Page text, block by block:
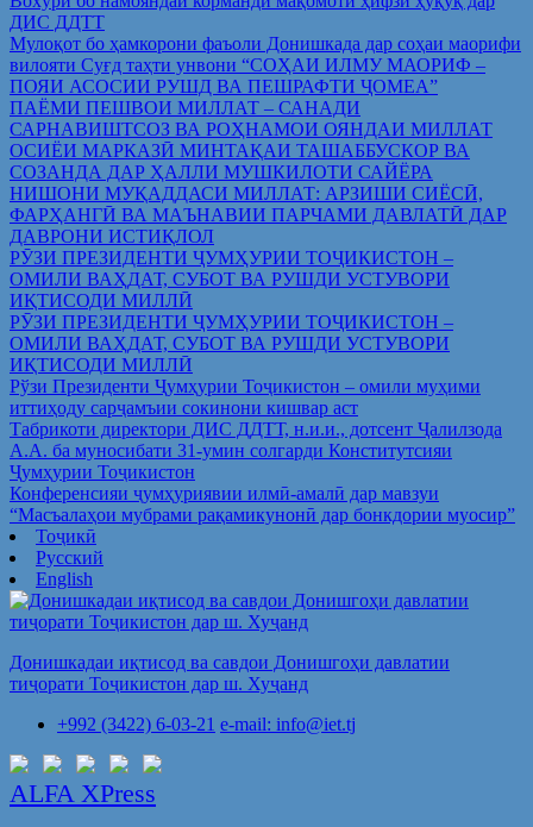
ДИС ДДТТ
Мулоқот бо ҳамкорони фаъоли Донишкада дар соҳаи маорифи
вилояти Суғд таҳти унвони “СОҲАИ ИЛМУ МАОРИФ –
ПОЯИ АСОСИИ РУШД ВА ПЕШРАФТИ ҶОМЕА”
ПАЁМИ ПЕШВОИ МИЛЛАТ – САНАДИ
САРНАВИШТСОЗ ВА РОҲНАМОИ ОЯНДАИ МИЛЛАТ
ОСИЁИ МАРКАЗӢ МИНТАҚАИ ТАШАББУСКОР ВА
СОЗАНДА ДАР ҲАЛЛИ МУШКИЛОТИ САЙЁРА
НИШОНИ МУҚАДДАСИ МИЛЛАТ: АРЗИШИ СИЁСӢ,
ФАРҲАНГӢ ВА МАЪНАВИИ ПАРЧАМИ ДАВЛАТӢ ДАР
ДАВРОНИ ИСТИҚЛОЛ
РӮЗИ ПРЕЗИДЕНТИ ҶУМҲУРИИ ТОҶИКИСТОН –
ОМИЛИ ВАҲДАТ, СУБОТ ВА РУШДИ УСТУВОРИ
ИҚТИСОДИ МИЛЛӢ
РӮЗИ ПРЕЗИДЕНТИ ҶУМҲУРИИ ТОҶИКИСТОН –
ОМИЛИ ВАҲДАТ, СУБОТ ВА РУШДИ УСТУВОРИ
ИҚТИСОДИ МИЛЛӢ
Рўзи Президенти Ҷумҳурии Тоҷикистон – омили муҳими
иттиҳоду сарҷамъии сокинони кишвар аст
Табрикоти директори ДИС ДДТТ, н.и.и., дотсент Ҷалилзода
А.А. ба муносибати 31-умин солгарди Конститутсияи
Ҷумҳурии Тоҷикистон
Конференсияи ҷумҳуриявии илмӣ-амалӣ дар мавзуи
“Масъалаҳои мубрами рақамикунонӣ дар бонкдории муосир”
Тоҷикӣ
Русский
English
Донишкадаи иқтисод ва савдои Донишгоҳи давлатии
тиҷорати Тоҷикистон дар ш. Хуҷанд
+992 (3422) 6-03-21 e-mail: info@iet.tj
ALFA XPress